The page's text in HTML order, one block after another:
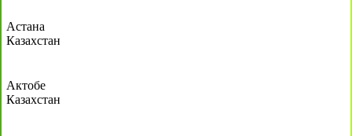
Астана
Казахстан
Актобе
Казахстан